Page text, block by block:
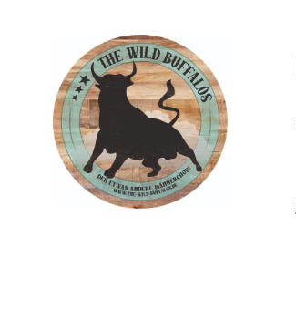
springen